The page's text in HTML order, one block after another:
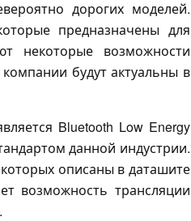
дорогих моделей.
предназначены для
некоторые возможности
будут актуальны в
Bluetooth Low Energy
данной индустрии.
описаны в даташите
возможность трансляции